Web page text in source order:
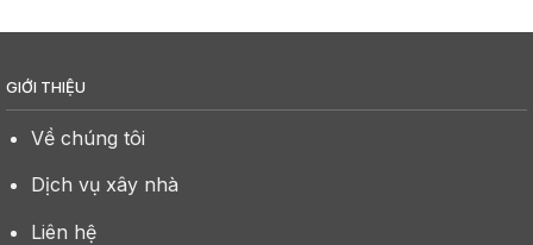
GIỚI THIỆU
Về chúng tôi
Dịch vụ xây nhà
Liên hệ